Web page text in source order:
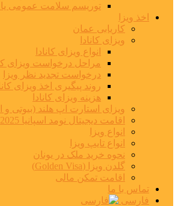
توریسم سلامت عمومی یا
اخذ ویزا
کاریابی عمان
ویزای کانادا
انواع ویزای کانادا
مراحل درخواست ویزای
درخواست تجدید نظر ویزا
روند پیگیری اخذ ویزای
هزینه ویزای کانادا
ویزای استارت اپ هلند (بیوتی و
اقامت دیجیتال نومد اسپانیا 2025
انواع ویزا
انواع تایپ ویزا
نحوه خرید ملک در یونان
گلدن ویزا (Golden Visa)
اقامت تمکن مالی
تماس با ما
فارسی